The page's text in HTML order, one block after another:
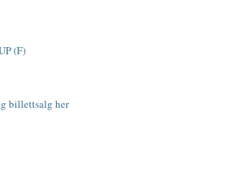
(F)
billettsalg her